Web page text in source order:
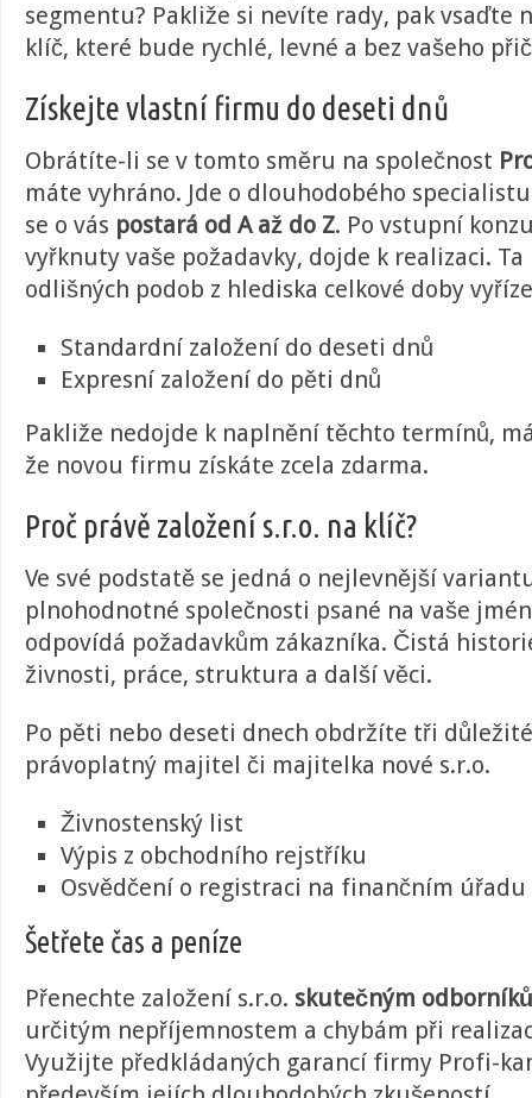
segmentu? Pakliže si nevíte rady, pak vsaďte
klíč, které bude rychlé, levné a bez vašeho
Získejte vlastní firmu do deseti dnů
Obrátíte-li se v tomto směru na společnost
máte vyhráno. Jde o dlouhodobého
se o vás postará od A až do Z. Po vstupní
vyřknuty vaše požadavky, dojde k realizaci.
odlišných podob z hlediska celkové doby
Standardní založení do deseti dnů
Expresní založení do pěti dnů
Pakliže nedojde k naplnění těchto termínů,
že novou firmu získáte zcela zdarma.
Proč právě založení s.r.o. na klíč?
Ve své podstatě se jedná o nejlevnější
plnohodnotné společnosti psané na vaše
odpovídá požadavkům zákazníka. Čistá
živnosti, práce, struktura a další věci.
Po pěti nebo deseti dnech obdržíte tři
právoplatný majitel či majitelka nové s.r.o.
Živnostenský list
Výpis z obchodního rejstříku
Osvědčení o registraci na finančním úřadu
Šetřete čas a peníze
Přenechte založení s.r.o. skutečným
určitým nepříjemnostem a chybám při
Využijte předkládaných garancí firmy Profi-